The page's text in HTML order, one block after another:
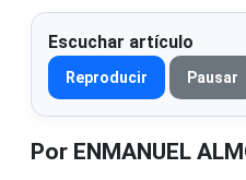
Escuchar artículo
Reproducir Pausar
Por ENMANUEL